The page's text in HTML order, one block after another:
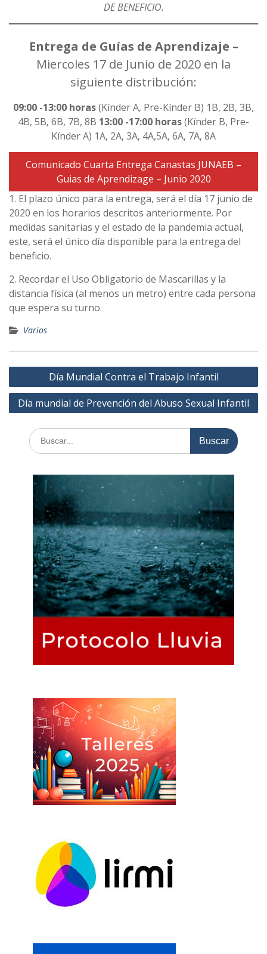
DE BENEFICIO.
Entrega de Guías de Aprendizaje –
Miercoles 17 de Junio de 2020 en la
siguiente distribución:
09:00 -13:00 horas(Kínder A, Pre-Kínder B) 1B, 2B, 3B,
4B, 5B, 6B, 7B, 8B 13:00 -17:00 horas(Kínder B, Pre-
Kínder A) 1A, 2A, 3A, 4A,5A, 6A, 7A, 8A
Comunicado Cuarta Entrega Canastas JUNAEB –
Guias de Aprendizage – Junio 2020
1. El plazo único para la entrega, será el día 17 junio de
2020 en los horarios descritos anteriormente. Por
medidas sanitarias y el estado de la pandemia actual,
este, será el único día disponible para la entrega del
beneficio.
2. Recordar el Uso Obligatorio de Mascarillas y la
distancia física (al menos un metro) entre cada persona
que espera su turno.
Varios
Navegación
de
entradas
Día Mundial Contra el Trabajo Infantil
Día mundial de Prevención del Abuso Sexual Infantil
Buscar: